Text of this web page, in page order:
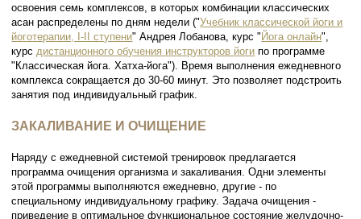
освоения семь комплексов, в которых комбинации классических
асан распределены по дням недели ("Учебник классической йоги и
йоготерапии, I-II ступени" Андрея Лобанова, курс " Йога онлайн",
курс дистанционного обучения инструкторов йоги по программе
"Классическая йога. Хатха-йога"). Время выполнения ежедневного
комплекса сокращается до 30-60 минут. Это позволяет подстроить
занятия под индивидуальный график.
ЗАКАЛИВАНИЕ И ОЧИЩЕНИЕ
Наряду с ежедневной системой тренировок предлагается
программа очищения организма и закаливания. Одни элементы
этой программы выполняются ежедневно, другие - по
специальному индивидуальному графику. Задача очищения -
приведение в оптимальное функциональное состояние желудочно-